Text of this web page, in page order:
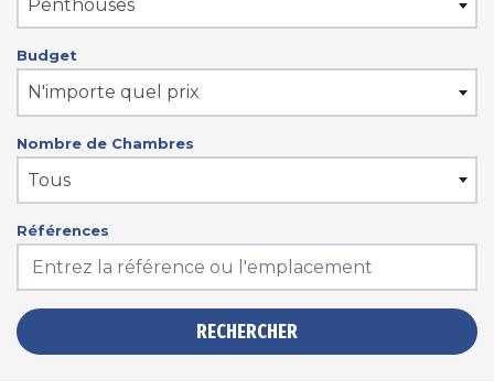
Penthouses
Budget
N'importe quel prix
Nombre de Chambres
Tous
Références
RECHERCHER